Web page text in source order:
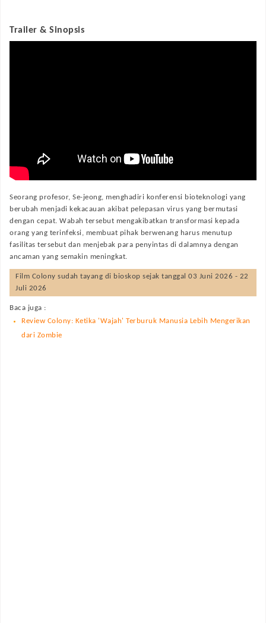
Trailer & Sinopsis
Seorang profesor, Se-jeong, menghadiri konferensi bioteknologi yang
berubah menjadi kekacauan akibat pelepasan virus yang bermutasi
dengan cepat. Wabah tersebut mengakibatkan transformasi kepada
orang yang terinfeksi, membuat pihak berwenang harus menutup
fasilitas tersebut dan menjebak para penyintas di dalamnya dengan
ancaman yang semakin meningkat.
Film Colony sudah tayang di bioskop sejak tanggal 03 Juni 2026 - 22
Juli 2026
Baca juga :
Review Colony: Ketika 'Wajah' Terburuk Manusia Lebih Mengerikan
dari Zombie